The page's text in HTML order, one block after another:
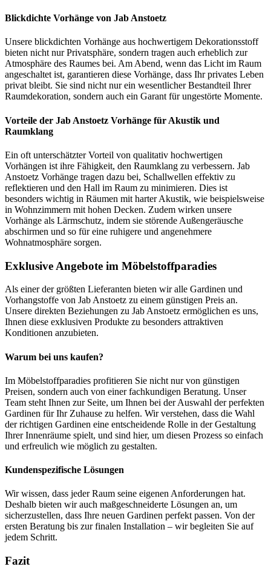
Blickdichte Vorhänge von Jab Anstoetz
Unsere blickdichten Vorhänge aus hochwertigem Dekorationsstoff
bieten nicht nur Privatsphäre, sondern tragen auch erheblich zur
Atmosphäre des Raumes bei. Am Abend, wenn das Licht im Raum
angeschaltet ist, garantieren diese Vorhänge, dass Ihr privates Leben
privat bleibt. Sie sind nicht nur ein wesentlicher Bestandteil Ihrer
Raumdekoration, sondern auch ein Garant für ungestörte Momente.
Vorteile der Jab Anstoetz Vorhänge für Akustik und
Raumklang
Ein oft unterschätzter Vorteil von qualitativ hochwertigen
Vorhängen ist ihre Fähigkeit, den Raumklang zu verbessern. Jab
Anstoetz Vorhänge tragen dazu bei, Schallwellen effektiv zu
reflektieren und den Hall im Raum zu minimieren. Dies ist
besonders wichtig in Räumen mit harter Akustik, wie beispielsweise
in Wohnzimmern mit hohen Decken. Zudem wirken unsere
Vorhänge als Lärmschutz, indem sie störende Außengeräusche
abschirmen und so für eine ruhigere und angenehmere
Wohnatmosphäre sorgen.
Exklusive Angebote im Möbelstoffparadies
Als einer der größten Lieferanten bieten wir alle Gardinen und
Vorhangstoffe von Jab Anstoetz zu einem günstigen Preis an.
Unsere direkten Beziehungen zu Jab Anstoetz ermöglichen es uns,
Ihnen diese exklusiven Produkte zu besonders attraktiven
Konditionen anzubieten.
Warum bei uns kaufen?
Im Möbelstoffparadies profitieren Sie nicht nur von günstigen
Preisen, sondern auch von einer fachkundigen Beratung. Unser
Team steht Ihnen zur Seite, um Ihnen bei der Auswahl der perfekten
Gardinen für Ihr Zuhause zu helfen. Wir verstehen, dass die Wahl
der richtigen Gardinen eine entscheidende Rolle in der Gestaltung
Ihrer Innenräume spielt, und sind hier, um diesen Prozess so einfach
und erfreulich wie möglich zu gestalten.
Kundenspezifische Lösungen
Wir wissen, dass jeder Raum seine eigenen Anforderungen hat.
Deshalb bieten wir auch maßgeschneiderte Lösungen an, um
sicherzustellen, dass Ihre neuen Gardinen perfekt passen. Von der
ersten Beratung bis zur finalen Installation – wir begleiten Sie auf
jedem Schritt.
Fazit